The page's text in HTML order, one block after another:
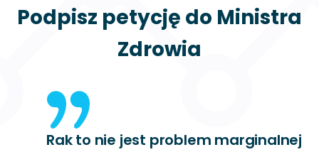
Podpisz petycję do Ministra
Zdrowia
Rak to nie jest problem marginalnej